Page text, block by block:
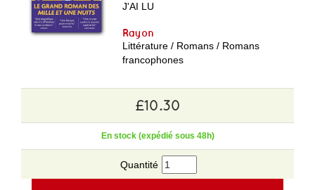
J'AI LU
Rayon
Littérature / Romans / Romans
francophones
£10.30
En stock (expédié sous 48h)
Quantité